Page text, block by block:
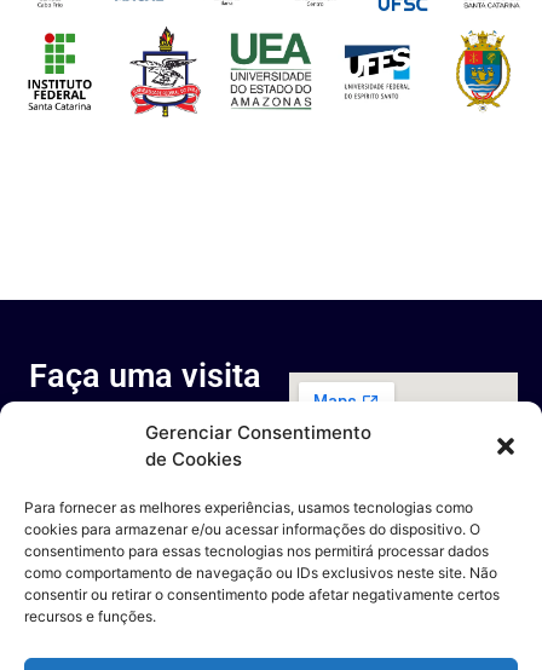
Gerenciar Consentimento
de Cookies
Para fornecer as melhores experiências, usamos tecnologias como
cookies para armazenar e/ou acessar informações do dispositivo. O
consentimento para essas tecnologias nos permitirá processar dados
como comportamento de navegação ou IDs exclusivos neste site. Não
consentir ou retirar o consentimento pode afetar negativamente certos
recursos e funções.
Faça uma visita
ao nosso
espaço
Rua Octávio Cantanhede, 817-
Universidade Federal do Rio de
Janeiro, Rio de Janeiro - RJ
Entre em contato